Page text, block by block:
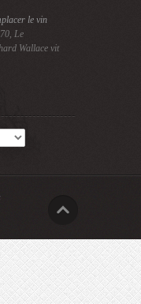
le vin
Le
Wallace vit